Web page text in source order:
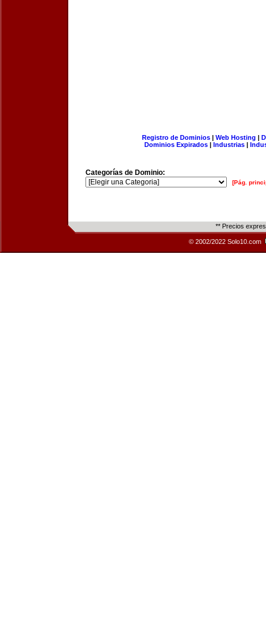
Registro de Dominios| Web Hosting |
Dominios Expirados | Industrias |
Categorías de Dominio:
[Pág.
** Precios
© 2002/2022 Solo10.com